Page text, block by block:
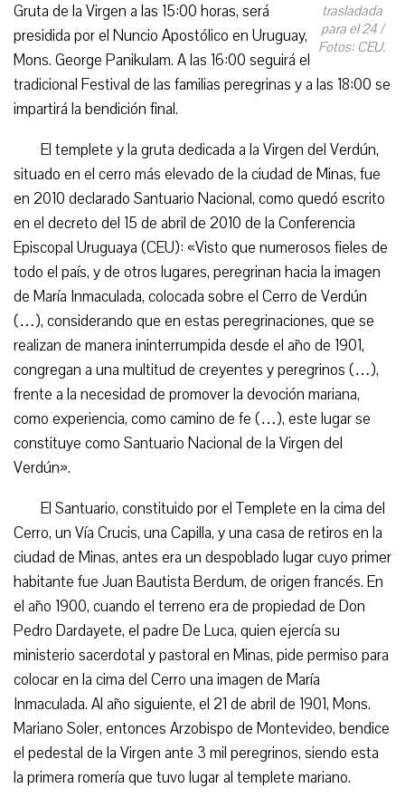
trasladada
para el 24 /
Fotos: CEU.
Gruta de la Virgen a las 15:00 horas, será
presidida por el Nuncio Apostólico en Uruguay,
Mons. George Panikulam. A las 16:00 seguirá el
tradicional Festival de las familias peregrinas y a las 18:00 se
impartirá la bendición final.
El templete y la gruta dedicada a la Virgen del Verdún,
situado en el cerro más elevado de la ciudad de Minas, fue
en 2010 declarado Santuario Nacional, como quedó escrito
en el decreto del 15 de abril de 2010 de la Conferencia
Episcopal Uruguaya (CEU): «Visto que numerosos fieles de
todo el país, y de otros lugares, peregrinan hacia la imagen
de María Inmaculada, colocada sobre el Cerro de Verdún
(…), considerando que en estas peregrinaciones, que se
realizan de manera ininterrumpida desde el año de 1901,
congregan a una multitud de creyentes y peregrinos (…),
frente a la necesidad de promover la devoción mariana,
como experiencia, como camino de fe (…), este lugar se
constituye como Santuario Nacional de la Virgen del
Verdún».
El Santuario, constituido por el Templete en la cima del
Cerro, un Vía Crucis, una Capilla, y una casa de retiros en la
ciudad de Minas, antes era un despoblado lugar cuyo primer
habitante fue Juan Bautista Berdum, de origen francés. En
el año 1900, cuando el terreno era de propiedad de Don
Pedro Dardayete, el padre De Luca, quien ejercía su
ministerio sacerdotal y pastoral en Minas, pide permiso para
colocar en la cima del Cerro una imagen de María
Inmaculada. Al año siguiente, el 21 de abril de 1901, Mons.
Mariano Soler, entonces Arzobispo de Montevideo, bendice
el pedestal de la Virgen ante 3 mil peregrinos, siendo esta
la primera romería que tuvo lugar al templete mariano.